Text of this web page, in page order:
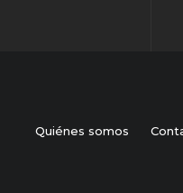
Quiénes somos